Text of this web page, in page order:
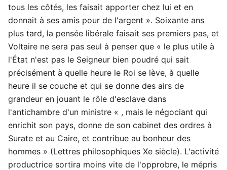
tous les côtés, les faisait apporter chez lui et en
donnait à ses amis pour de l'argent ». Soixante ans
plus tard, la pensée libérale faisait ses premiers pas, et
Voltaire ne sera pas seul à penser que « le plus utile à
l'État n'est pas le Seigneur bien poudré qui sait
précisément à quelle heure le Roi se lève, à quelle
heure il se couche et qui se donne des airs de
grandeur en jouant le rôle d'esclave dans
l'antichambre d'un ministre « , mais le négociant qui
enrichit son pays, donne de son cabinet des ordres à
Surate et au Caire, et contribue au bonheur des
hommes » (Lettres philosophiques Xe siècle). L'activité
productrice sortira moins vite de l'opprobre, le mépris